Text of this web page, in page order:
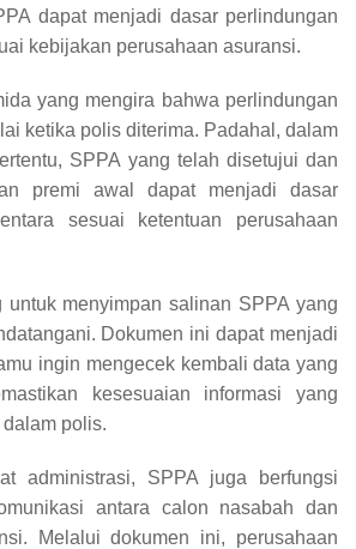
dapat menjadi dasar perlindungan
kebijakan perusahaan asuransi.
yang mengira bahwa perlindungan
ketika polis diterima. Padahal, dalam
SPPA yang telah disetujui dan
premi awal dapat menjadi dasar
sesuai ketentuan perusahaan
untuk menyimpan salinan SPPA yang
Dokumen ini dapat menjadi
ingin mengecek kembali data yang
kesesuaian informasi yang
polis.
administrasi, SPPA juga berfungsi
antara calon nasabah dan
Melalui dokumen ini, perusahaan